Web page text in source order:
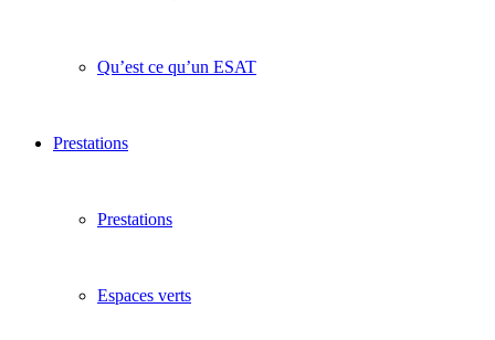
Qu’est ce qu’un ESAT
Prestations
Prestations
Espaces verts